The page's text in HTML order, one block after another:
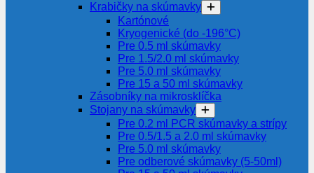
Krabičky na skúmavky
Kartónové
Kryogenické (do -196°C)
Pre 0.5 ml skúmavky
Pre 1.5/2.0 ml skúmavky
Pre 5.0 ml skúmavky
Pre 15 a 50 ml skúmavky
Zásobníky na mikrosklíčka
Stojany na skúmavky
Pre 0.2 ml PCR skúmavky a strípy
Pre 0.5/1.5 a 2.0 ml skúmavky
Pre 5.0 ml skúmavky
Pre odberové skúmavky (5-50ml)